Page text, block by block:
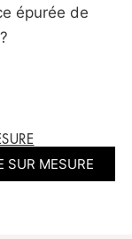
épurée de
SUR MESURE